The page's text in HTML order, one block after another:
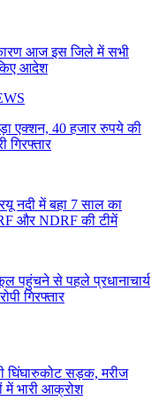
आज इस जिले में सभी
आदेश
एक्शन, 40 हजार रुपये की
गिरफ्तार
नदी में बहा 7 साल का
और NDRF की टीमें
पहुंचने से पहले प्रधानाचार्य
गिरफ्तार
घिंघारुकोट सड़क, मरीज
में भारी आक्रोश